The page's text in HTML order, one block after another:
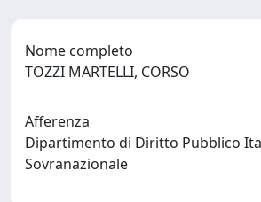
Nome completo
TOZZI MARTELLI, CORSO
Afferenza
Dipartimento di Diritto Pubblico
Sovranazionale